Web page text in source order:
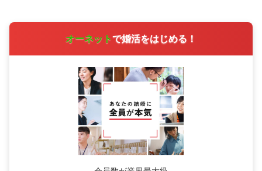
オーネットで婚活をはじめる！